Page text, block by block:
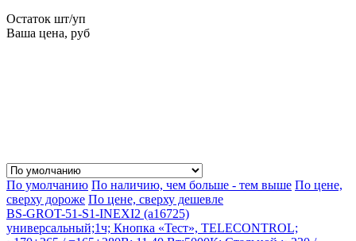
Остаток шт/уп
Ваша цена, руб
По умолчанию По наличию, чем больше - тем выше По цене,
сверху дороже По цене, сверху дешевле
BS-GROT-51-S1-INEXI2 (a16725)
универсальный;1ч; Кнопка «Тест», TELECONTROL;